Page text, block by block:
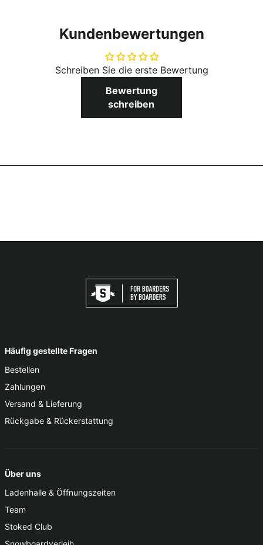
Kundenbewertungen
Schreiben Sie die erste Bewertung
Bewertung
schreiben
Häufig gestellte Fragen
Bestellen
Zahlungen
Versand & Lieferung
Rückgabe & Rückerstattung
Über uns
Ladenhalle & Öffnungszeiten
Team
Stoked Club